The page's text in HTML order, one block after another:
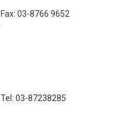
Fax: 03-8766 9652
Tel: 03-87238285